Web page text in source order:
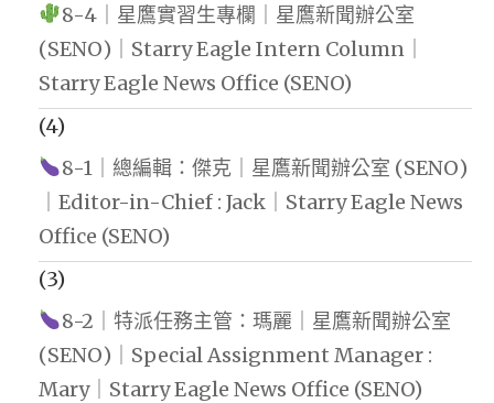
8-4｜星鷹實習生專欄｜星鷹新聞辦公室
(SENO)｜Starry Eagle Intern Column｜
Starry Eagle News Office (SENO)
(4)
8-1｜總編輯：傑克｜星鷹新聞辦公室 (SENO)
｜Editor-in-Chief : Jack｜Starry Eagle News
Office (SENO)
(3)
8-2｜特派任務主管：瑪麗｜星鷹新聞辦公室
(SENO)｜Special Assignment Manager :
Mary｜Starry Eagle News Office (SENO)